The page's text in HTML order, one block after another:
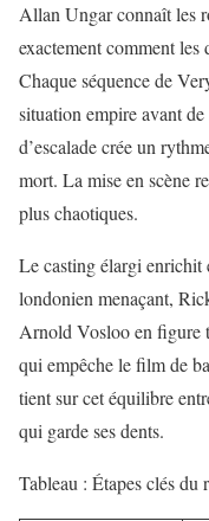
Allan Ungar connaît les
exactement comment
Chaque séquence de
situation empire avant
d’escalade crée un
mort. La mise en scène
plus chaotiques.
Le casting élargi enrichit
londonien menaçant,
Arnold Vosloo en figure
qui empêche le film de
tient sur cet équilibre
qui garde ses dents.
Tableau : Étapes clés